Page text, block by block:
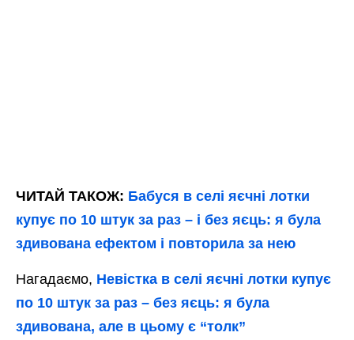
ЧИТАЙ ТАКОЖ: Бабуся в селі яєчні лотки
купує по 10 штук за раз – і без яєць: я була
здивована ефектом і повторила за нею
Нагадаємо, Невістка в селі яєчні лотки купує
по 10 штук за раз – без яєць: я була
здивована, але в цьому є “толк”